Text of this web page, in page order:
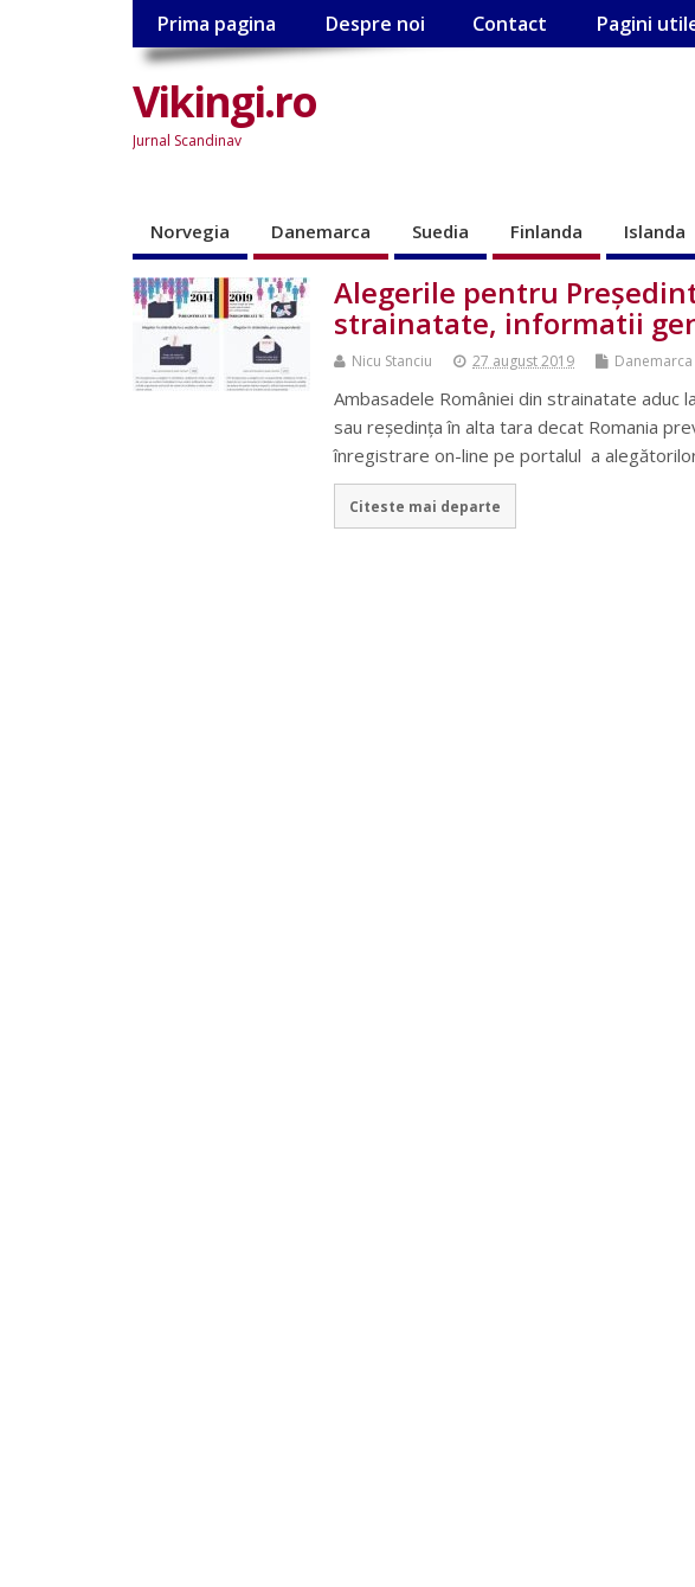
Prima pagina Despre noi Contact Pagini
Vikingi.ro
Jurnal Scandinav
Norvegia Danemarca Suedia Finlanda Islanda
Alegerile pentru
strainatate, informatii
Nicu Stanciu 27 august 2019 Danemarca
Ambasadele României din strainatate aduc
sau reședința în alta tara decat Romania
înregistrare on-line pe portalul a
Citeste mai departe